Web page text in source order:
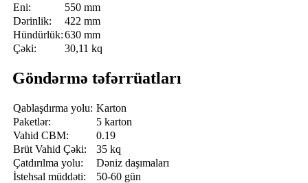
Eni:
550 mm
Dərinlik:
422 mm
Hündürlük:630 mm
Çəki:
30,11 kq
Göndərmə təfərrüatları
Qablaşdırma yolu: Karton
Paketlər:
5 karton
Vahid CBM:
0.19
Brüt Vahid Çəki:
35 kq
Çatdırılma yolu:
Dəniz daşımaları
İstehsal müddəti:
50-60 gün